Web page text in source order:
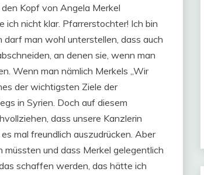
Kopf von Angela Merkel
ich nicht klar. Pfarrerstochter! Ich bin
darf man wohl unterstellen, dass auch
an denen sie, wenn man
Wenn man nämlich Merkels „Wir
der wichtigsten Ziele der
in Syrien. Doch auf diesem
dass unsere Kanzlerin
mal freundlich auszudrücken. Aber
und dass Merkel gelegentlich
schaffen werden, das hätte ich